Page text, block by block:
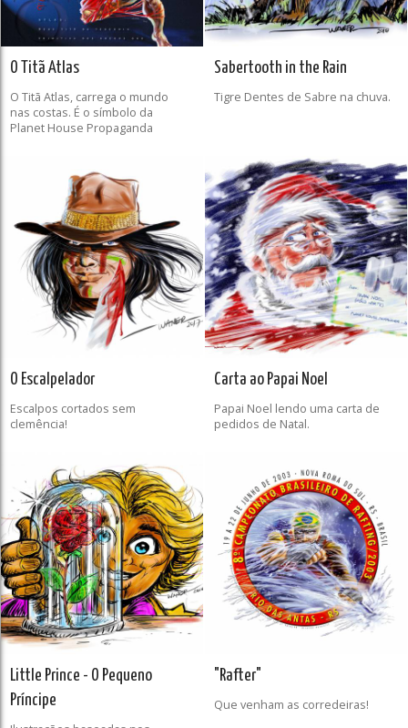
O Titã Atlas
O Titã Atlas, carrega o mundo
nas costas. É o símbolo da
Planet House Propaganda
Sabertooth in the Rain
Tigre Dentes de Sabre na chuva.
O Escalpelador
Escalpos cortados sem
clemência!
Carta ao Papai Noel
Papai Noel lendo uma carta de
pedidos de Natal.
Little Prince - O Pequeno
Príncipe
"Rafter"
Que venham as corredeiras!